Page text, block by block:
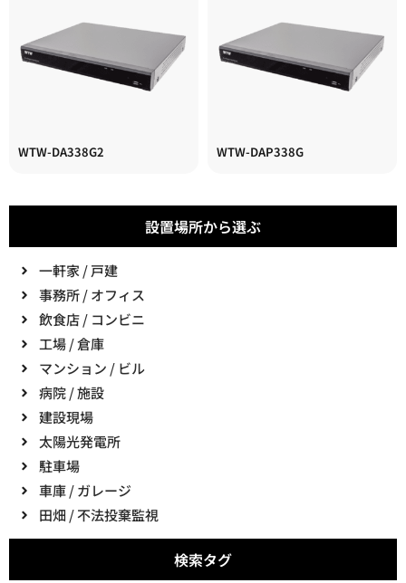
設置場所から選ぶ
一軒家 / 戸建
事務所 / オフィス
飲食店 / コンビニ
工場 / 倉庫
マンション / ビル
病院 / 施設
建設現場
太陽光発電所
駐車場
車庫 / ガレージ
田畑 / 不法投棄監視
検索タグ
WTW-DA338G2 WTW-DAP338G